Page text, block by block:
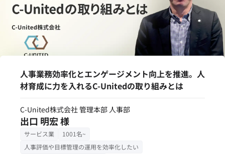
人事業務効率化とエンゲージメント向上を推進。人
材育成に力を入れるC-Unitedの取り組みとは
C-United株式会社 管理本部 人事部
出口 明宏 様
サービス業
1001名~
人事評価や目標管理の運用を効率化したい